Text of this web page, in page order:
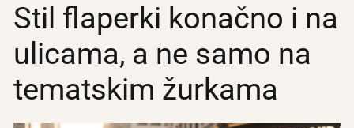
Stil flaperki konačno i na
ulicama, a ne samo na
tematskim žurkama